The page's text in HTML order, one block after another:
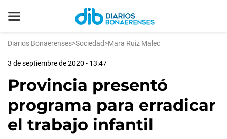
Diarios Bonaerenses>Sociedad>Mara Ruiz Malec
3 de septiembre de 2020 - 13:47
Provincia presentó
programa para erradicar
el trabajo infantil